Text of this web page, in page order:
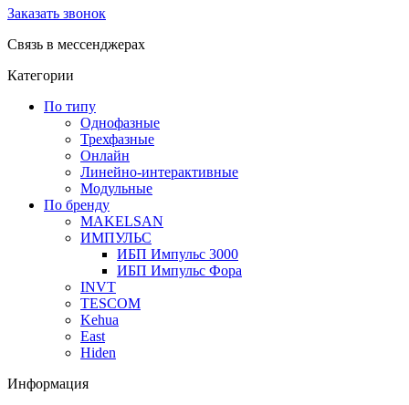
Заказать звонок
Связь в мессенджерах
Категории
По типу
Однофазные
Трехфазные
Онлайн
Линейно-интерактивные
Модульные
По бренду
MAKELSAN
ИМПУЛЬС
ИБП Импульс 3000
ИБП Импульс Фора
INVT
TESCOM
Kehua
East
Hiden
Информация